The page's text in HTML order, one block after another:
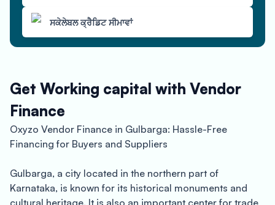
ਸਕੇਲੇਬਲ ਕ੍ਰੈਡਿਟ ਸੀਮਾਵਾਂ
Get Working capital with Vendor
Finance
Oxyzo Vendor Finance in Gulbarga: Hassle-Free
Financing for Buyers and Suppliers
Gulbarga, a city located in the northern part of
Karnataka, is known for its historical monuments and
cultural heritage. It is also an important center for trade